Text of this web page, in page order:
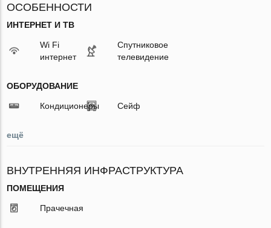
ОСОБЕННОСТИ
ИНТЕРНЕТ И ТВ
Wi Fi
интернет
Спутниковое
телевидение
ОБОРУДОВАНИЕ
Кондиционеры Сейф
ещё
ВНУТРЕННЯЯ ИНФРАСТРУКТУРА
ПОМЕЩЕНИЯ
Прачечная